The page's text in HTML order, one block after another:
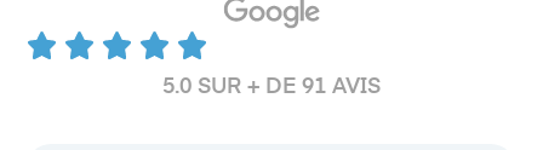
5.0 SUR + DE 91 AVIS